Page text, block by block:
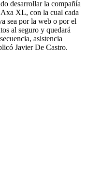
desarrollar la compañía
Axa XL, con la cual cada
sea por la web o por el
al seguro y quedará
asistencia
Javier De Castro.